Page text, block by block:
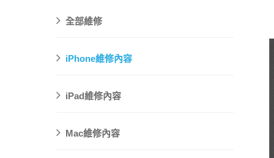
全部維修
iPhone維修內容
iPad維修內容
Mac維修內容